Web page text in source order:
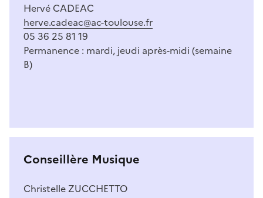
Hervé CADEAC
herve.cadeac@ac-toulouse.fr
05 36 25 81 19
Permanence : mardi, jeudi après-midi (semaine
B)
Conseillère Musique
Christelle ZUCCHETTO